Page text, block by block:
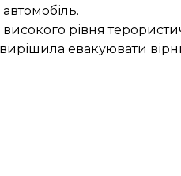
високого рівня
евакуювати